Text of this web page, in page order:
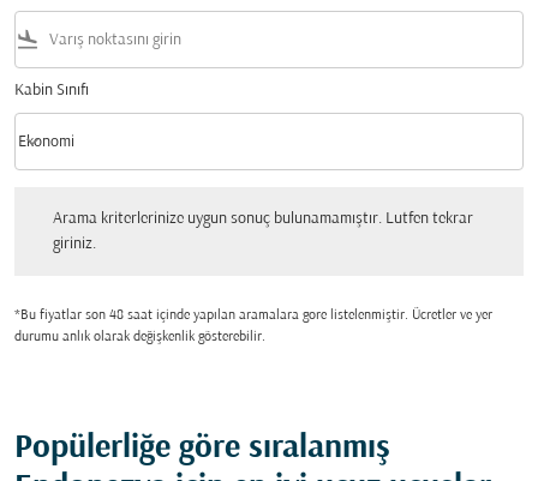
flight_land
Kabin Sınıfı
Kabin Sınıfı option Ekonomi Selected
Ekonomi
keyboard_arrow_down
Arama kriterlerinize uygun sonuç bulunamamıştır. Lutfen tekrar
giriniz.
*Bu fiyatlar son 48 saat içinde yapılan aramalara gore listelenmiştir. Ücretler ve yer
durumu anlık olarak değişkenlik gösterebilir.
Popülerliğe göre sıralanmış